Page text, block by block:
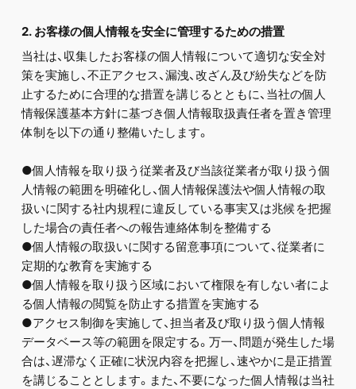
2. お客様の個人情報を安全に管理するための措置
当社は、収集したお客様の個人情報について適切な安全対
策を実施し、不正アクセス、漏洩、改ざん及び紛失などを防
止するために合理的な措置を講じるとともに、当社の個人
情報保護基本方針に基づき個人情報取扱責任者を置き管理
体制を以下の通り整備いたします。
●個人情報を取り扱う従業者及び当該従業者が取り扱う個
人情報の範囲を明確化し、個人情報保護法や個人情報の取
扱いに関する社内規程に違反している事実又は兆候を把握
した場合の責任者への報告連絡体制を整備する
●個人情報の取扱いに関する留意事項について、従業者に
定期的な教育を実施する
●個人情報を取り扱う区域において権限を有しない者によ
る個人情報の閲覧を防止する措置を実施する
●アクセス制御を実施して、担当者及び取り扱う個人情報
データベース等の範囲を限定する。万一、問題が発生した場
合は、遅滞なく正確に状況内容を把握し、速やかに是正措置
を講じることとします。また、不要になった個人情報は当社